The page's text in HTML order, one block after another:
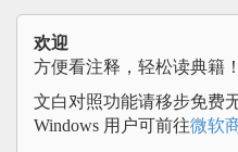
欢迎
方便看注释，轻松读典籍！
文白对照功能请移步免费
Windows 用户可前往微软